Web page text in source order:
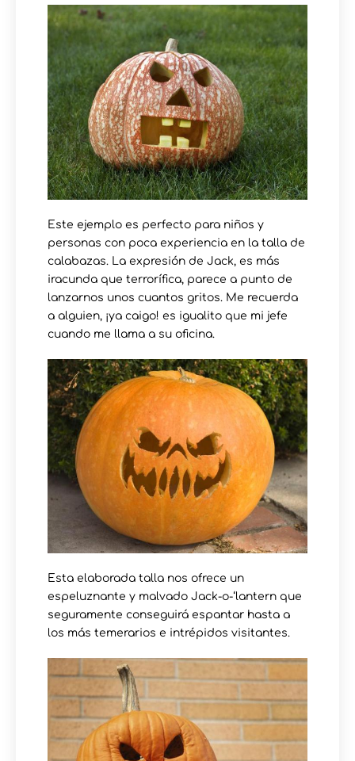
Este ejemplo es perfecto para niños y
personas con poca experiencia en la talla de
calabazas. La expresión de Jack, es más
iracunda que terrorífica, parece a punto de
lanzarnos unos cuantos gritos. Me recuerda
a alguien, ¡ya caigo! es igualito que mi jefe
cuando me llama a su oficina.
Esta elaborada talla nos ofrece un
espeluznante y malvado Jack-o-‘lantern que
seguramente conseguirá espantar hasta a
los más temerarios e intrépidos visitantes.